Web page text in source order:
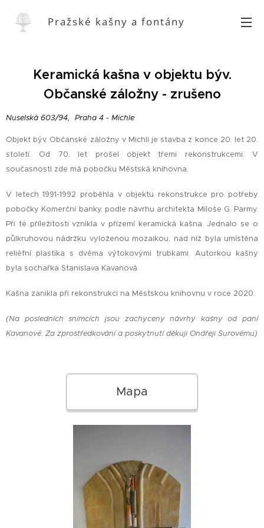
Pražské kašny a fontány
Keramická kašna v objektu býv.
Občanské záložny - zrušeno
Nuselská 603/94, Praha 4 - Michle
Objekt býv. Občanské záložny v Michli je stavba z konce 20. let 20.
století. Od 70. let prošel objekt třemi rekonstrukcemi. V
současnosti zde má pobočku Městská knihovna.
V letech 1991-1992 proběhla v objektu rekonstrukce pro potřeby
pobočky Komerční banky, podle návrhu architekta Miloše G. Parmy.
Při té příležitosti vznikla v přízemí keramická kašna. Jednalo se o
půlkruhovou nádržku vyloženou mozaikou, nad níž byla umístěna
reliéfní plastika s dvěma výtokovými trubkami. Autorkou kašny
byla sochařka Stanislava Kavanová.
Kašna zanikla při rekonstrukci na Městskou knihovnu v roce 2020.
(Na posledních snímcích jsou zachyceny návrhy kašny od paní
Kavanové. Za zprostředkování a poskytnutí děkuji Ondřeji Surovému)
Mapa